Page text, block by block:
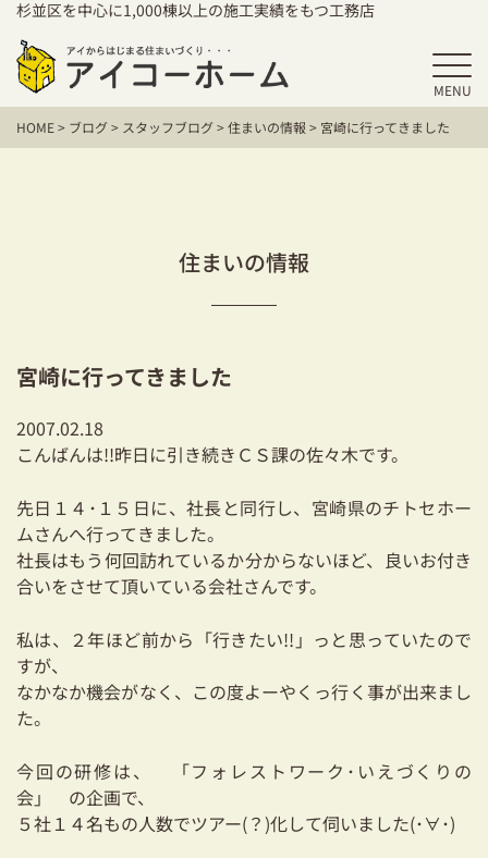
杉並区を中心に1,000棟以上の施工実績をもつ工務店
MENU
HOME
アイコーホームの家づくり
お客様の声
保証／アフターサポート
建て替えをお考えの方
耐震対策も安心の家づくり
リフォーム・リノベーションをお考えの方
資金計画についてのご相談
ショールーム
お知らせ
採用情報
HOME> ブログ> スタッフブログ>住まいの情報 > 宮崎に行ってきました
住まいの情報
宮崎に行ってきました
2007.02.18
こんばんは!!昨日に引き続きＣＳ課の佐々木です。
先日１４･１５日に、社長と同行し、宮崎県のチトセホー
ムさんへ行ってきました。
社長はもう何回訪れているか分からないほど、良いお付き
合いをさせて頂いている会社さんです。
私は、２年ほど前から「行きたい!!」っと思っていたので
すが、
なかなか機会がなく、この度よーやくっ行く事が出来まし
た。
今回の研修は、 「フォレストワーク･いえづくりの
会」 の企画で、
５社１４名もの人数でツアー(？)化して伺いました(･∀･)